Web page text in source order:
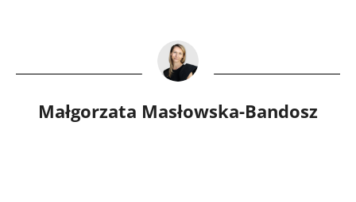
Małgorzata Masłowska-Bandosz